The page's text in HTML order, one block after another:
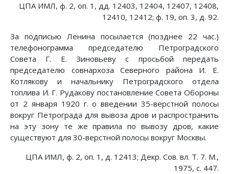
ЦПА ИМЛ, ф. 2, оп. 1, дд. 12403, 12404, 12407, 12408,
12410, 12412; ф. 19, оп. 3, д. 92.
За подписью Ленина посылается (позднее 22 час.)
телефонограмма председателю Петроградского
Совета Г. Е. Зиновьеву с просьбой передать
председателю совнархоза Северного района И. Е.
Котлякову и начальнику Петроградского отдела
топлива И. Г. Рудакову постановление Совета Обороны
от 2 января 1920 г. о введении 35-верстной полосы
вокруг Петрограда для вывоза дров и распространить
на эту зону те же правила по вывозу дров, какие
существуют для 30-верстной полосы вокруг Москвы.
ЦПА ИМЛ, ф. 2, оп. 1, д. 12413; Декр. Сов. вл. Т. 7. М.,
1975, с. 447.